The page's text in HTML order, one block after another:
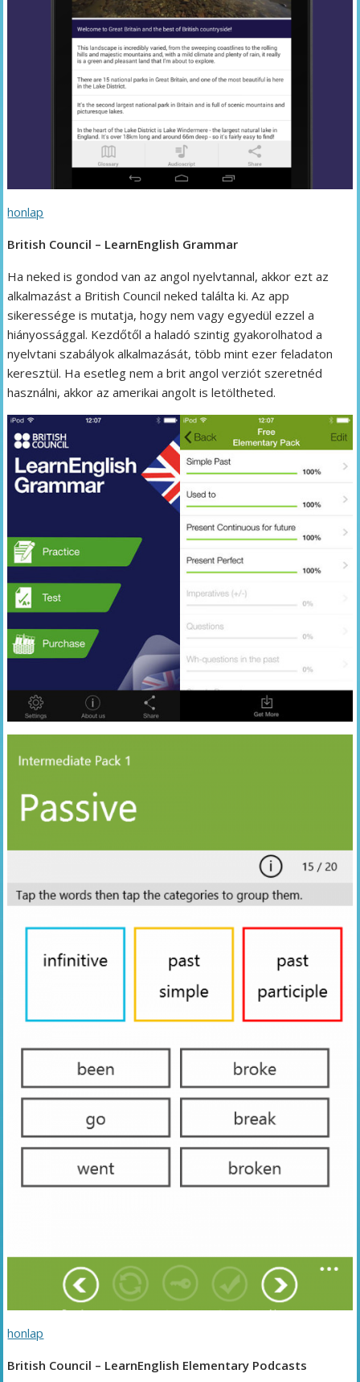
honlap
British Council – LearnEnglish Grammar
Ha neked is gondod van az angol nyelvtannal, akkor ezt az
alkalmazást a British Council neked találta ki. Az app
sikeressége is mutatja, hogy nem vagy egyedül ezzel a
hiányossággal. Kezdőtől a haladó szintig gyakorolhatod a
nyelvtani szabályok alkalmazását, több mint ezer feladaton
keresztül. Ha esetleg nem a brit angol verziót szeretnéd
használni, akkor az amerikai angolt is letöltheted.
honlap
British Council – LearnEnglish Elementary Podcasts